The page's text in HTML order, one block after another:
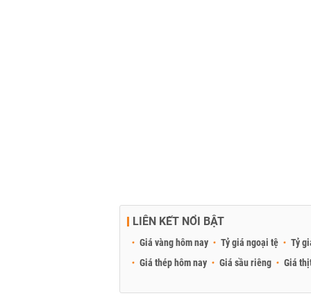
LIÊN KẾT NỔI BẬT
Giá vàng hôm nay Tỷ giá ngoại tệ
Tỷ
Giá thép hôm nay
Giá sầu riêng Giá